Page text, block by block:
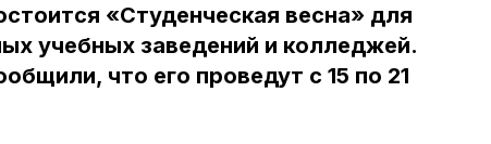
«Студенческая весна» для
учебных заведений и колледжей.
что его проведут с 15 по 21